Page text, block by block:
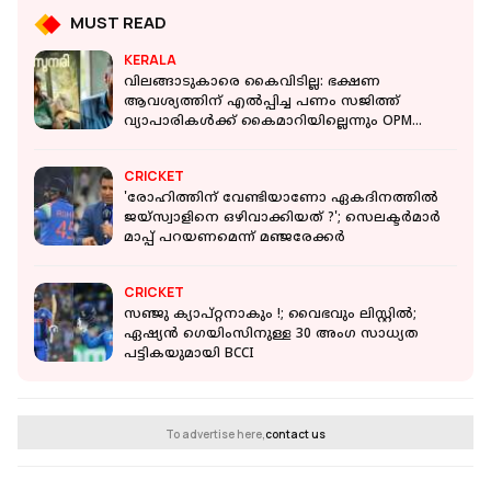
MUST READ
KERALA
വിലങ്ങാടുകാരെ കൈവിടില്ല: ഭക്ഷണ
ആവശ്യത്തിന് എൽപ്പിച്ച പണം സജിത്ത്
വ്യാപാരികൾക്ക് കൈമാറിയില്ലെന്നും OPM
CRICKET
'രോഹിത്തിന് വേണ്ടിയാണോ ഏകദിനത്തിൽ
ജയ്‌സ്വാളിനെ ഒഴിവാക്കിയത് ?'; സെലക്ടർമാർ
മാപ്പ് പറയണമെന്ന് മഞ്ജരേക്കർ
CRICKET
സഞ്ജു ക്യാപ്റ്റനാകും !; വൈഭവും ലിസ്റ്റിൽ;
ഏഷ്യൻ ഗെയിംസിനുള്ള 30 അംഗ സാധ്യത
പട്ടികയുമായി BCCI
To advertise here,contact us